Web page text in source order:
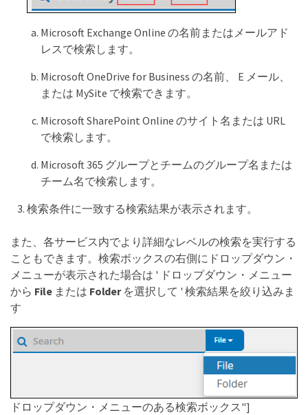
Microsoft Exchange Online の名前またはメールアド
レスで検索します。
Microsoft OneDrive for Business の名前、 E メール、
または MySite で検索できます。
Microsoft SharePoint Online のサイト名または URL
で検索します。
Microsoft 365 グループとチームのグループ名または
チーム名で検索します。
検索条件に一致する検索結果が表示されます。
また、各サービス内でより詳細なレベルの検索を実行する
こともできます。検索ボックスの右側にドロップダウン・
メニューが表示された場合は ' ドロップダウン・メニュー
から Fileまたは Folderを選択して ' 検索結果を絞り込みま
す
ドロップダウン・メニューのある検索ボックス"]